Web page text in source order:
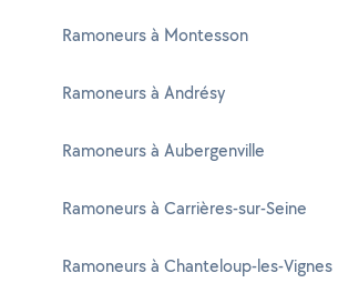
Ramoneurs à Montesson
Ramoneurs à Andrésy
Ramoneurs à Aubergenville
Ramoneurs à Carrières-sur-Seine
Ramoneurs à Chanteloup-les-Vignes